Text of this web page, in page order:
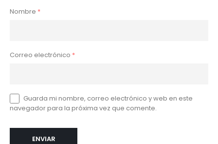
Nombre *
Correo electrónico *
Guarda mi nombre, correo electrónico y web en este
navegador para la próxima vez que comente.